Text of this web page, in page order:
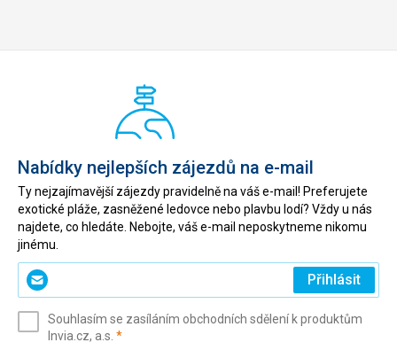
Nabídky nejlepších zájezdů na e-mail
Ty nejzajímavější zájezdy pravidelně na váš e-mail! Preferujete
exotické pláže, zasněžené ledovce nebo plavbu lodí? Vždy u nás
najdete, co hledáte. Nebojte, váš e-mail neposkytneme nikomu
jinému.
Zadejte
svůj
(povinné)
Přihlásit
Souhlasím se zasíláním obchodních sdělení k produktům
Invia.cz, a.s. *(povinné)